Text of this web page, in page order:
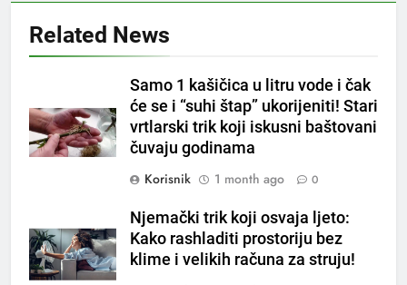
Related News
Samo 1 kašičica u litru vode i čak
će se i “suhi štap” ukorijeniti! Stari
vrtlarski trik koji iskusni baštovani
čuvaju godinama
Korisnik
1 month ago 0
Njemački trik koji osvaja ljeto:
Kako rashladiti prostoriju bez
klime i velikih računa za struju!
ČISTAČ JETRE: Uzmite gutljaj
na prazan stomak i crijeva će
raditi kao sat, zaboravit ćete na
loše varenje
OSTALO
Tračevi su njihova glavna
preokupacija: Ljudi rođeni u ova
tri znaka najviše vole ogovarati
OSTALO